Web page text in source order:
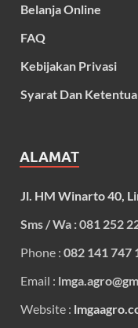
Belanja Online
FAQ
Kebijakan Privasi
Syarat Dan
ALAMAT
Jl. HM Winarto 40,
Sms / Wa : 081 252
Phone : 082 141 747
Email :
Website :